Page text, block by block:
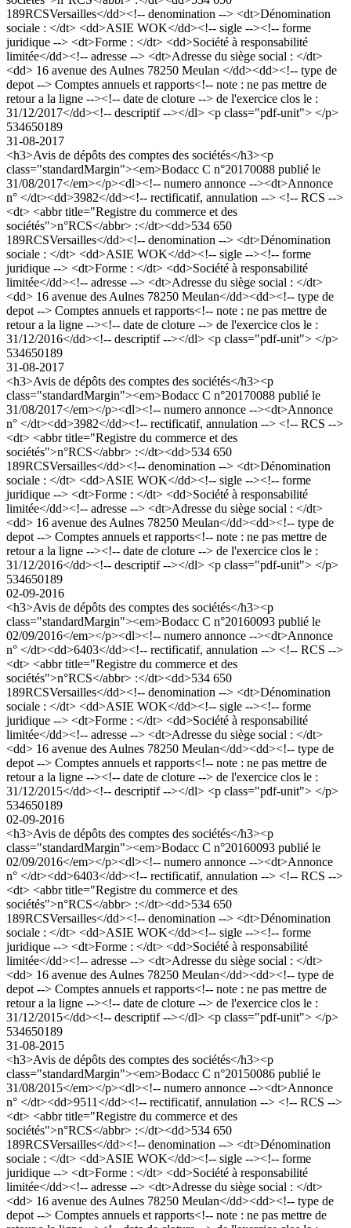
189RCSVersailles</dd><!-- denomination --> <dt>Dénomination
sociale : </dt> <dd>ASIE WOK</dd><!-- sigle --><!-- forme
juridique --> <dt>Forme : </dt> <dd>Société à responsabilité
limitée</dd><!-- adresse --> <dt>Adresse du siège social : </dt>
<dd> 16 avenue des Aulnes 78250 Meulan </dd><dd><!-- type de
depot --> Comptes annuels et rapports<!-- note : ne pas mettre de
retour a la ligne --><!-- date de cloture --> de l'exercice clos le :
31/12/2017</dd><!-- descriptif --></dl> <p class="pdf-unit"> </p>
534650189
31-08-2017
<h3>Avis de dépôts des comptes des sociétés</h3><p
class="standardMargin"><em>Bodacc C n°20170088 publié le
31/08/2017</em></p><dl><!-- numero annonce --><dt>Annonce
n° </dt><dd>3982</dd><!-- rectificatif, annulation --> <!-- RCS -->
<dt> <abbr title="Registre du commerce et des
sociétés">n°RCS</abbr> :</dt><dd>534 650
189RCSVersailles</dd><!-- denomination --> <dt>Dénomination
sociale : </dt> <dd>ASIE WOK</dd><!-- sigle --><!-- forme
juridique --> <dt>Forme : </dt> <dd>Société à responsabilité
limitée</dd><!-- adresse --> <dt>Adresse du siège social : </dt>
<dd> 16 avenue des Aulnes 78250 Meulan</dd><dd><!-- type de
depot --> Comptes annuels et rapports<!-- note : ne pas mettre de
retour a la ligne --><!-- date de cloture --> de l'exercice clos le :
31/12/2016</dd><!-- descriptif --></dl> <p class="pdf-unit"> </p>
534650189
31-08-2017
<h3>Avis de dépôts des comptes des sociétés</h3><p
class="standardMargin"><em>Bodacc C n°20170088 publié le
31/08/2017</em></p><dl><!-- numero annonce --><dt>Annonce
n° </dt><dd>3982</dd><!-- rectificatif, annulation --> <!-- RCS -->
<dt> <abbr title="Registre du commerce et des
sociétés">n°RCS</abbr> :</dt><dd>534 650
189RCSVersailles</dd><!-- denomination --> <dt>Dénomination
sociale : </dt> <dd>ASIE WOK</dd><!-- sigle --><!-- forme
juridique --> <dt>Forme : </dt> <dd>Société à responsabilité
limitée</dd><!-- adresse --> <dt>Adresse du siège social : </dt>
<dd> 16 avenue des Aulnes 78250 Meulan</dd><dd><!-- type de
depot --> Comptes annuels et rapports<!-- note : ne pas mettre de
retour a la ligne --><!-- date de cloture --> de l'exercice clos le :
31/12/2016</dd><!-- descriptif --></dl> <p class="pdf-unit"> </p>
534650189
02-09-2016
<h3>Avis de dépôts des comptes des sociétés</h3><p
class="standardMargin"><em>Bodacc C n°20160093 publié le
02/09/2016</em></p><dl><!-- numero annonce --><dt>Annonce
n° </dt><dd>6403</dd><!-- rectificatif, annulation --> <!-- RCS -->
<dt> <abbr title="Registre du commerce et des
sociétés">n°RCS</abbr> :</dt><dd>534 650
189RCSVersailles</dd><!-- denomination --> <dt>Dénomination
sociale : </dt> <dd>ASIE WOK</dd><!-- sigle --><!-- forme
juridique --> <dt>Forme : </dt> <dd>Société à responsabilité
limitée</dd><!-- adresse --> <dt>Adresse du siège social : </dt>
<dd> 16 avenue des Aulnes 78250 Meulan</dd><dd><!-- type de
depot --> Comptes annuels et rapports<!-- note : ne pas mettre de
retour a la ligne --><!-- date de cloture --> de l'exercice clos le :
31/12/2015</dd><!-- descriptif --></dl> <p class="pdf-unit"> </p>
534650189
02-09-2016
<h3>Avis de dépôts des comptes des sociétés</h3><p
class="standardMargin"><em>Bodacc C n°20160093 publié le
02/09/2016</em></p><dl><!-- numero annonce --><dt>Annonce
n° </dt><dd>6403</dd><!-- rectificatif, annulation --> <!-- RCS -->
<dt> <abbr title="Registre du commerce et des
sociétés">n°RCS</abbr> :</dt><dd>534 650
189RCSVersailles</dd><!-- denomination --> <dt>Dénomination
sociale : </dt> <dd>ASIE WOK</dd><!-- sigle --><!-- forme
juridique --> <dt>Forme : </dt> <dd>Société à responsabilité
limitée</dd><!-- adresse --> <dt>Adresse du siège social : </dt>
<dd> 16 avenue des Aulnes 78250 Meulan</dd><dd><!-- type de
depot --> Comptes annuels et rapports<!-- note : ne pas mettre de
retour a la ligne --><!-- date de cloture --> de l'exercice clos le :
31/12/2015</dd><!-- descriptif --></dl> <p class="pdf-unit"> </p>
534650189
31-08-2015
<h3>Avis de dépôts des comptes des sociétés</h3><p
class="standardMargin"><em>Bodacc C n°20150086 publié le
31/08/2015</em></p><dl><!-- numero annonce --><dt>Annonce
n° </dt><dd>9511</dd><!-- rectificatif, annulation --> <!-- RCS -->
<dt> <abbr title="Registre du commerce et des
sociétés">n°RCS</abbr> :</dt><dd>534 650
189RCSVersailles</dd><!-- denomination --> <dt>Dénomination
sociale : </dt> <dd>ASIE WOK</dd><!-- sigle --><!-- forme
juridique --> <dt>Forme : </dt> <dd>Société à responsabilité
limitée</dd><!-- adresse --> <dt>Adresse du siège social : </dt>
<dd> 16 avenue des Aulnes 78250 Meulan</dd><dd><!-- type de
depot --> Comptes annuels et rapports<!-- note : ne pas mettre de